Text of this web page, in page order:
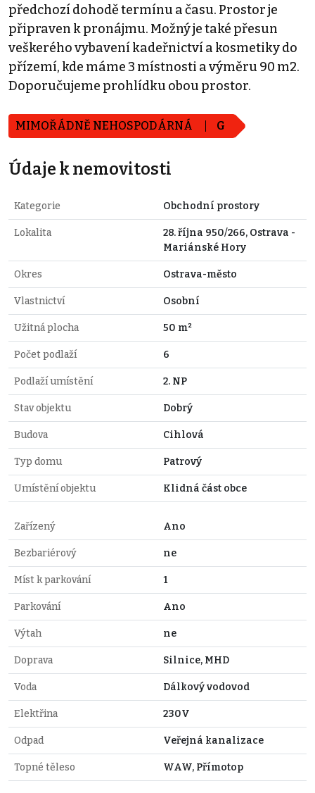
předchozí dohodě termínu a času. Prostor je
připraven k pronájmu. Možný je také přesun
veškerého vybavení kadeřnictví a kosmetiky do
přízemí, kde máme 3 místnosti a výměru 90 m2.
Doporučujeme prohlídku obou prostor.
MIMOŘÁDNĚ NEHOSPODÁRNÁ G
Údaje k nemovitosti
Kategorie Obchodní prostory
Lokalita
28. října 950/266, Ostrava -
Mariánské Hory
Okres Ostrava-město
Vlastnictví Osobní
Užitná plocha 50 m²
Počet podlaží 6
Podlaží umístění 2. NP
Stav objektu Dobrý
Budova Cihlová
Typ domu Patrový
Umístění objektu Klidná část obce
Zařízený Ano
Bezbariérový ne
Míst k parkování 1
Parkování Ano
Výtah ne
Doprava Silnice, MHD
Voda Dálkový vodovod
Elektřina 230V
Odpad Veřejná kanalizace
Topné těleso WAW, Přímotop